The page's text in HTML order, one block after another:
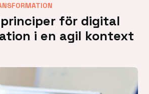
för digital
i en agil kontext